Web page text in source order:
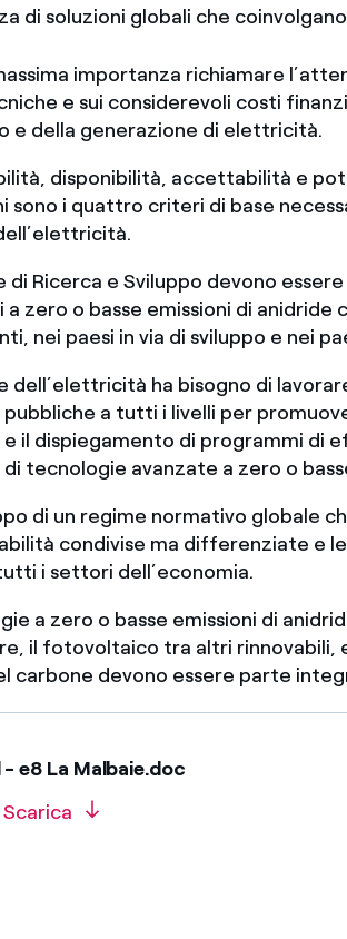
di soluzioni globali che
importanza richiamare
e sui considerevoli costi
e della generazione di elettricità.
disponibilità, accettabilità e
sono i quattro criteri di base
di Ricerca e Sviluppo devono
a zero o basse emissioni di anidride
nei paesi in via di sviluppo e nei
dell’elettricità ha bisogno di
a tutti i livelli per
e il dispiegamento di programmi di
di tecnologie avanzate a zero o
di un regime normativo globale
condivise ma differenziate e
i settori dell’economia.
a zero o basse emissioni di
il fotovoltaico tra altri rinnovabili,
carbone devono essere parte
e8 La Malbaie.doc
Scarica